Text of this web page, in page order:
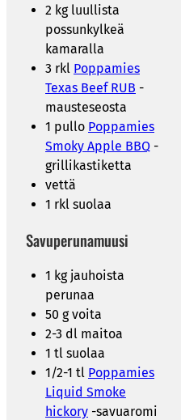
2 kg luullista
possunkylkeä
kamaralla
3 rkl Poppamies
Texas Beef RUB -
mausteseosta
1 pullo Poppamies
Smoky Apple BBQ -
grillikastiketta
vettä
1 rkl suolaa
Savuperunamuusi
1 kg jauhoista
perunaa
50 g voita
2-3 dl maitoa
1 tl suolaa
1/2-1 tl Poppamies
Liquid Smoke
hickory -savuaromi